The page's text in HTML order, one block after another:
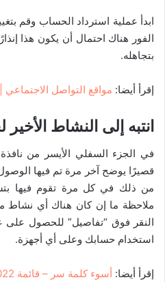
ابدأ عملية استرداد الحساب وقم
الفور هناك احتمال أن يكون هذا
بتجاهله.
إقرأ أيضا: مواقع التواصل الاجتماعي |
انتبه إلى النشاط
في الجزء السفلي الأيسر من
قصيرًا يوضح آخر مرة تم فيها
من ذلك في كل مرة تقوم فيها
ملاحظة ما إن كان هناك أي نشاط
النقر فوق “تفاصيل” للحصول على
استخدام حسابك وعلى أي أجهزة.
إقرأ أيضا: أسوء كلمة سر – قائمة 2022